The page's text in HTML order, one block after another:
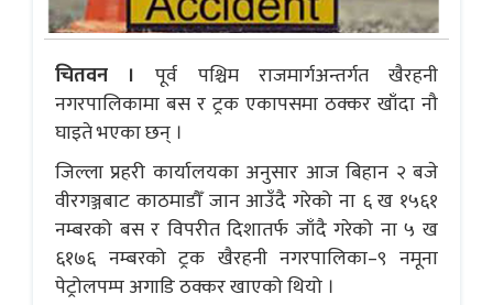
चितवन । पूर्व पश्चिम राजमार्गअन्तर्गत खैरहनी
नगरपालिकामा बस र ट्रक एकापसमा ठक्कर खाँदा नौ
घाइते भएका छन् ।
जिल्ला प्रहरी कार्यालयका अनुसार आज बिहान २ बजे
वीरगञ्जबाट काठमाडौँ जान आउँदै गरेको ना ६ ख १५६१
नम्बरको बस र विपरीत दिशातर्फ जाँदै गरेको ना ५ ख
६१७६ नम्बरको ट्रक खैरहनी नगरपालिका–९ नमूना
पेट्रोलपम्प अगाडि ठक्कर खाएको थियो ।